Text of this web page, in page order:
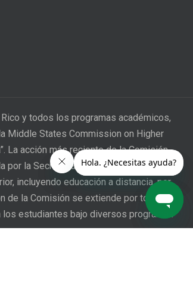
y todos los programas académicos,
Middle States Commission on Higher
La acción más reciente de la Comisión
por la Secretaría de Educación de los
incluyendo educación a distancia, por
de la Comisión se extiende por todo
los estudiantes bajo diversos programas